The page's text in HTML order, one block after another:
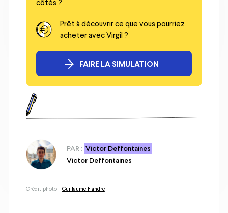
côtés ?
Prêt à découvrir ce que vous pourriez
acheter avec Virgil ?
FAIRE LA SIMULATION
PAR : Victor Deffontaines
Victor Deffontaines
Crédit photo - Guillaume Flandre